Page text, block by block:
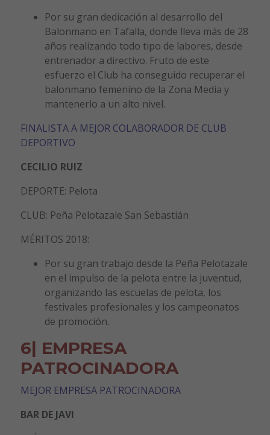
Por su gran dedicación al desarrollo del
Balonmano en Tafalla, donde lleva más de 28
años realizando todo tipo de labores, desde
entrenador a directivo. Fruto de este
esfuerzo el Club ha conseguido recuperar el
balonmano femenino de la Zona Media y
mantenerlo a un alto nivel.
FINALISTA A MEJOR COLABORADOR DE CLUB
DEPORTIVO
CECILIO RUIZ
DEPORTE: Pelota
CLUB: Peña Pelotazale San Sebastián
MÉRITOS 2018:
Por su gran trabajo desde la Peña Pelotazale
en el impulso de la pelota entre la juventud,
organizando las escuelas de pelota, los
festivales profesionales y los campeonatos
de promoción.
6| EMPRESA
PATROCINADORA
MEJOR EMPRESA PATROCINADORA
BAR DE JAVI